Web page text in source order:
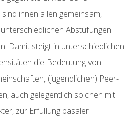
ihnen allen gemeinsam,
Abstufungen
Damit steigt in unterschiedlichen
die Bedeutung von
(jugendlichen) Peer-
auch gelegentlich solchen mit
zur Erfüllung basaler